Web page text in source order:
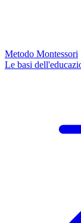
Metodo Montessori
Le basi